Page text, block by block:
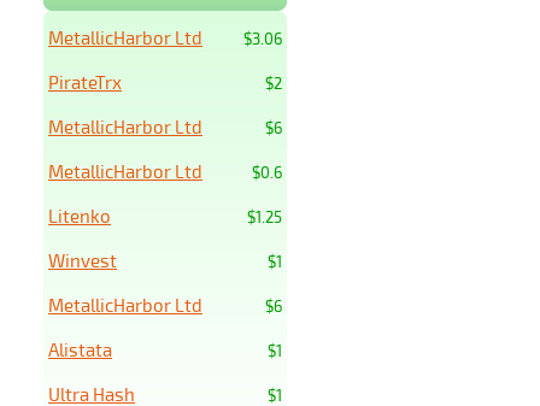
$3.06
MetallicHarbor Ltd
$2
PirateTrx
$6
MetallicHarbor Ltd
$0.6
MetallicHarbor Ltd
$1.25
Litenko
$1
Winvest
$6
MetallicHarbor Ltd
$1
Alistata
$1
Ultra Hash